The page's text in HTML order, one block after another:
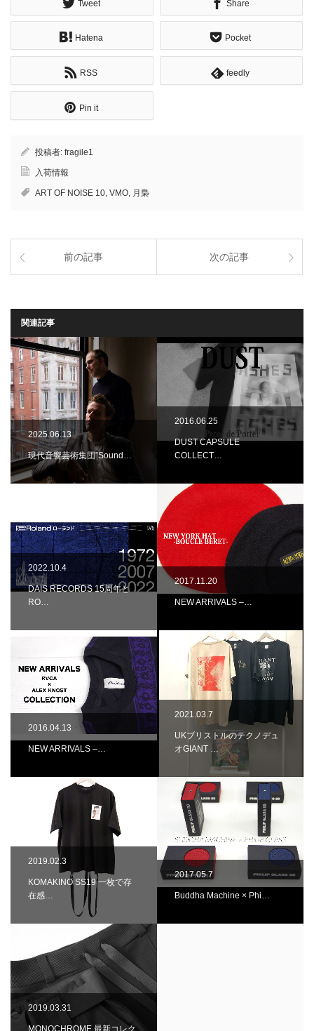
Tweet Share
Hatena Pocket
RSS feedly
Pin it
投稿者: fragile1
入荷情報
ART OF NOISE 10, VMO, 月梟
前の記事 次の記事
関連記事
2025.06.13
現代音響芸術集団”Sound…
2016.06.25
DUST CAPSULE
COLLECT…
2022.10.4
DAIS RECORDS 15周年と
RO…
2017.11.20
NEW ARRIVALS –…
2016.04.13
NEW ARRIVALS –…
2021.03.7
UKブリストルのテクノデュ
オGIANT …
2019.02.3
KOMAKINO SS19 一枚で存
在感…
2017.05.7
Buddha Machine × Phi…
2019.03.31
MONOCHROME 最新コレク